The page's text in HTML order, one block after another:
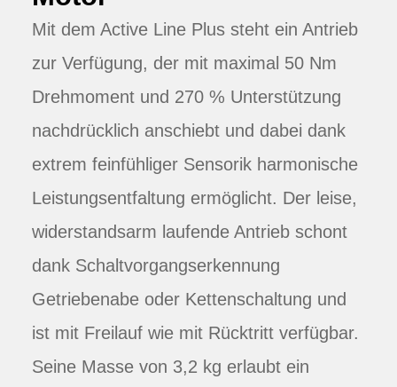
Mit dem Active Line Plus steht ein Antrieb
zur Verfügung, der mit maximal 50 Nm
Drehmoment und 270 % Unterstützung
nachdrücklich anschiebt und dabei dank
extrem feinfühliger Sensorik harmonische
Leistungsentfaltung ermöglicht. Der leise,
widerstandsarm laufende Antrieb schont
dank Schaltvorgangserkennung
Getriebenabe oder Kettenschaltung und
ist mit Freilauf wie mit Rücktritt verfügbar.
Seine Masse von 3,2 kg erlaubt ein